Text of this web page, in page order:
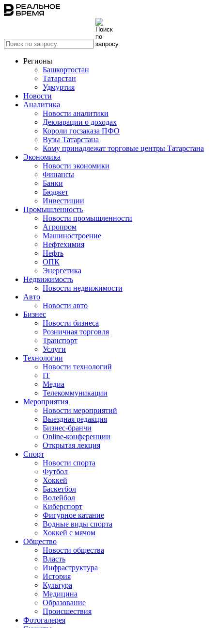
Регионы
Башкортостан
Татарстан
Удмуртия
Новости
Аналитика
Новости аналитики
Декларации о доходах
Короли госзаказа ПФО
Вузы Татарстана
Кому принадлежат торговые центры Татарстана
Экономика
Новости экономики
Финансы
Банки
Бюджет
Инвестиции
Промышленность
Новости промышленности
Агропром
Машиностроение
Нефтехимия
Нефть
ОПК
Энергетика
Недвижимость
Новости недвижимости
Авто
Новости авто
Бизнес
Новости бизнеса
Розничная торговля
Транспорт
Услуги
Технологии
Новости технологий
IT
Медиа
Телекоммуникации
Мероприятия
Новости мероприятий
Выездная редакция
Бизнес-бранчи
Online-конференции
Открытая лекция
Спорт
Новости спорта
Футбол
Хоккей
Баскетбол
Волейбол
Киберспорт
Фигурное катание
Водные виды спорта
Хоккей с мячом
Общество
Новости общества
Власть
Инфраструктура
История
Культура
Медицина
Образование
Происшествия
Фотогалерея